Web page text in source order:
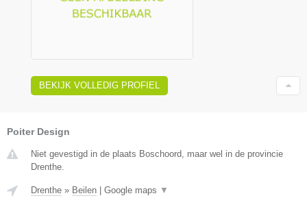
BEKIJK VOLLEDIG PROFIEL
Poiter Design
Niet gevestigd in de plaats Boschoord, maar wel in de provincie
Drenthe.
Drenthe » Beilen | Google maps ▼